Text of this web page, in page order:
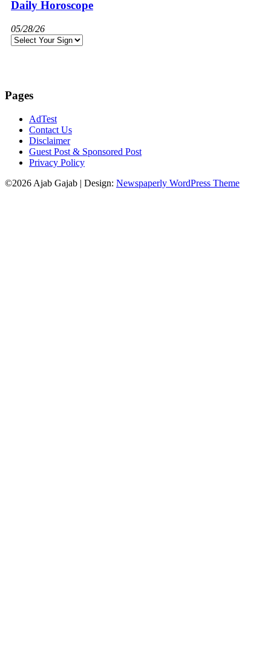
Daily Horoscope
05/28/26
Pages
AdTest
Contact Us
Disclaimer
Guest Post & Sponsored Post
Privacy Policy
©2026 Ajab Gajab | Design: Newspaperly WordPress Theme